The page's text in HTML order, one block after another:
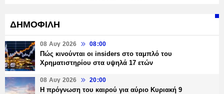
ΔΗΜΟΦΙΛΗ
08 Αυγ 2026 08:00
Πώς κινούνται οι insiders στο ταμπλό του
Χρηματιστηρίου στα υψηλά 17 ετών
08 Αυγ 2026 20:00
Η πρόγνωση του καιρού για αύριο Κυριακή 9